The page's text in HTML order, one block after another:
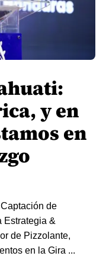
y en
en
de
Estrategia &
de Pizzolante,
en la Gira ...